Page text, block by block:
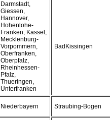
Darmstadt,
Giessen,
Hannover,
Hohenlohe-
Franken, Kassel,
Mecklenburg-
Vorpommern,
Oberfranken,
Oberpfalz,
Rheinhessen-
Pfalz,
Thueringen,
Unterfranken
BadKissingen
Niederbayern Straubing-Bogen